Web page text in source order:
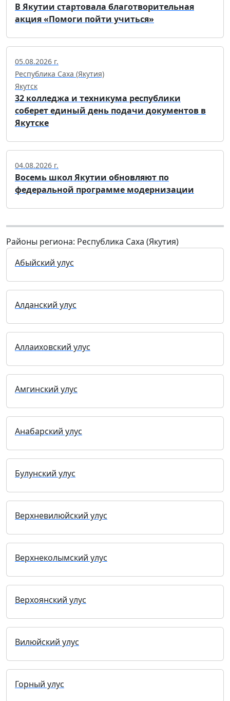
В Якутии стартовала благотворительная
акция «Помоги пойти учиться»
05.08.2026 г.
Республика Саха (Якутия)
Якутск
32 колледжа и техникума республики
соберет единый день подачи документов в
Якутске
04.08.2026 г.
Восемь школ Якутии обновляют по
федеральной программе модернизации
Районы региона: Республика Саха (Якутия)
Абыйский улус
Алданский улус
Аллаиховский улус
Амгинский улус
Анабарский улус
Булунский улус
Верхневилюйский улус
Верхнеколымский улус
Верхоянский улус
Вилюйский улус
Горный улус